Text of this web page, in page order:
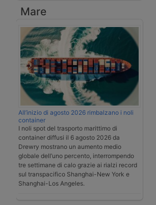
Mare
All’inizio di agosto 2026 rimbalzano i noli
container
I noli spot del trasporto marittimo di
container diffusi il 6 agosto 2026 da
Drewry mostrano un aumento medio
globale dell’uno percento, interrompendo
tre settimane di calo grazie ai rialzi record
sul transpacifico Shanghai-New York e
Shanghai-Los Angeles.